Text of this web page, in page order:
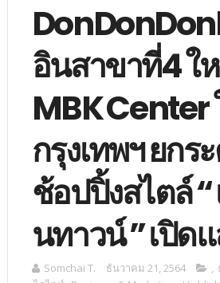
อินสาขาที่4 ใ
MBK Center
กรุงเทพฯ ยกร
ช้อปปิ้งสไตล์ “
นทาวน์ ” เปิด
Somchai T. ธันวาคม 21, 2564 ,